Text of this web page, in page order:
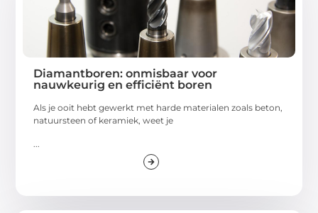
Diamantboren: onmisbaar voor
nauwkeurig en efficiënt boren
Als je ooit hebt gewerkt met harde materialen zoals beton,
natuursteen of keramiek, weet je